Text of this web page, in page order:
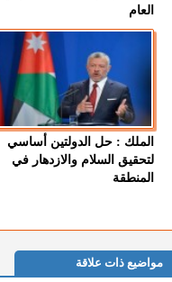
العام
الملك : حل الدولتين أساسي
لتحقيق السلام والازدهار في
المنطقة
مواضيع ذات علاقة